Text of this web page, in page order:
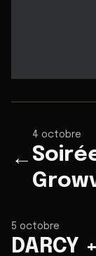
←
4 octobre
5 octobre
DARCY